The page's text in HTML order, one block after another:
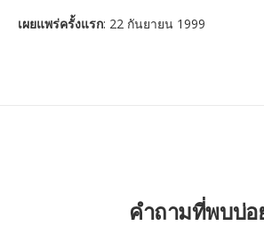
เผยแพร่ครั้งแรก: 22 กันยายน 1999
คำถามที่พบบ่อ